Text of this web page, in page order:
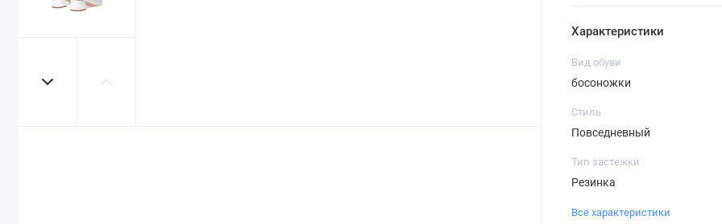
Характеристики
Вид обуви
босоножки
Стиль
Повседневный
Тип застежки
Резинка
Все характеристики